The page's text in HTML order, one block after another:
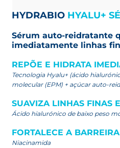
HYDRABIO HYALU+
Sérum auto-reidratante
imediatamente linhas
REPÕE E HIDRATA
Tecnologia Hyalu+ (ácido
molecular (EPM) + açúcar auto-
SUAVIZA LINHAS FINAS
Ácido hialurónico de baixo peso
FORTALECE A
Niacinamida